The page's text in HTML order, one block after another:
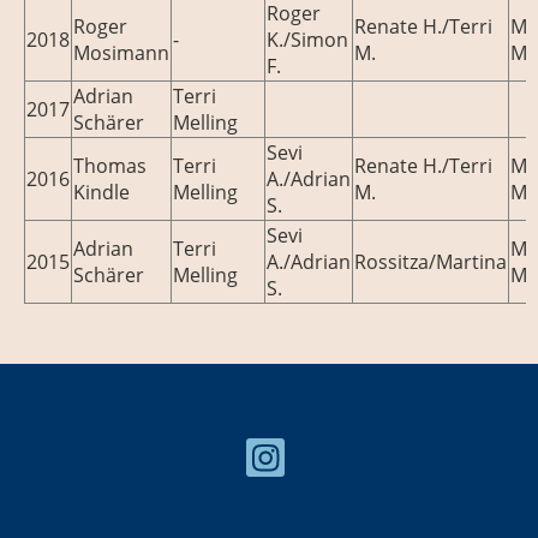
2018Roger
Mosimann-
Roger
K./Simon
F.
Renate H./Terri
M.
2017Adrian
Schärer
Terri
Melling
2016Thomas
Kindle
Terri
Melling
Sevi
A./Adrian
S.
Renate H./Terri
M.
2015Adrian
Schärer
Terri
Melling
Sevi
A./Adrian
S.
Rossitza/Martina